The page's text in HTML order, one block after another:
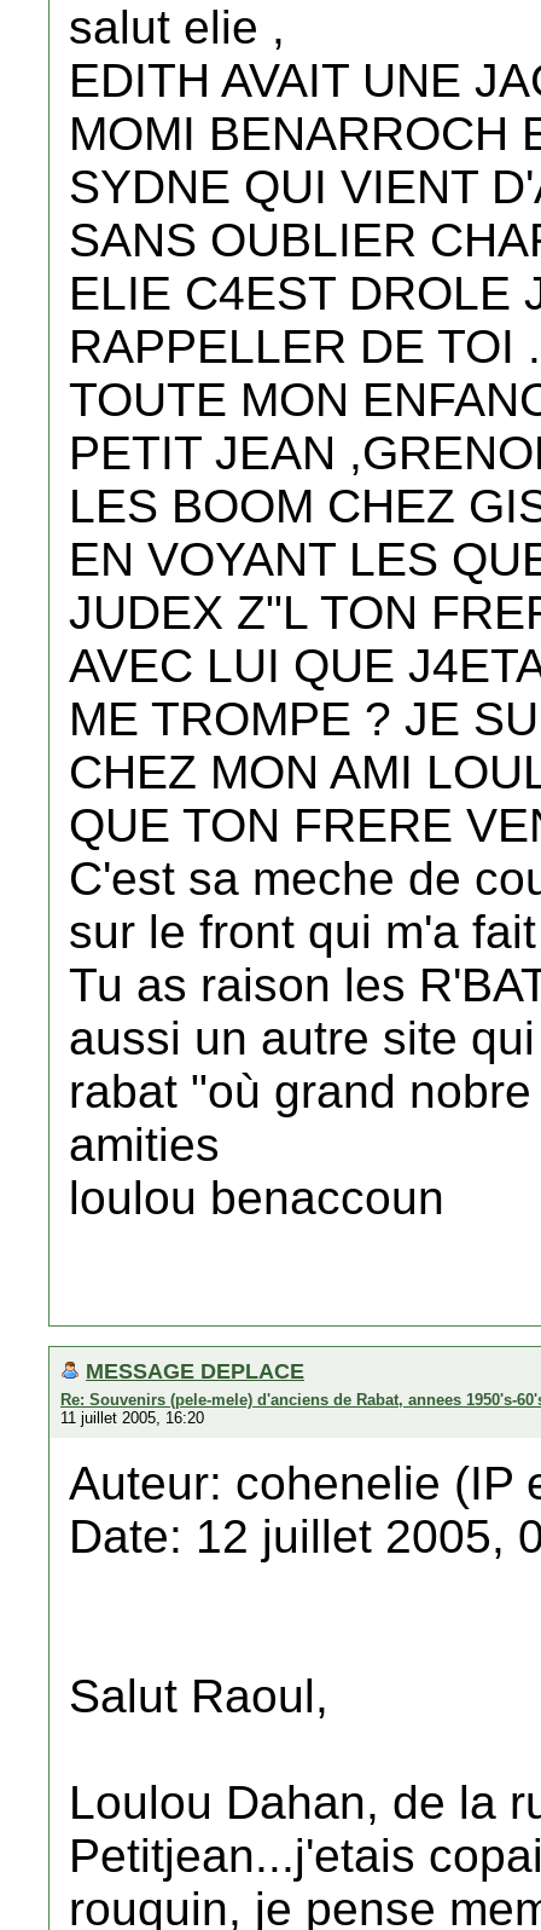
salut elie ,
EDITH AVAIT UNE
MOMI BENARROCH
SYDNE QUI VIENT
SANS OUBLIER
ELIE C4EST DROLE
RAPPELLER DE TOI
TOUTE MON
PETIT JEAN
LES BOOM CHEZ
EN VOYANT LES
JUDEX Z"L TON
AVEC LUI QUE
ME TROMPE ? JE
CHEZ MON AMI
QUE TON FRERE
C'est sa meche de
sur le front qui m'a
Tu as raison les
aussi un autre site
rabat "où grand
amities
loulou benaccoun
MESSAGE DEPLACE
Re: Souvenirs (pele-mele) d'anciens de Rabat, annees 1950's-
11 juillet 2005, 16:20
Auteur: cohenelie (IP
Date: 12 juillet 2005,
Salut Raoul,
Loulou Dahan, de la
Petitjean...j'etais
rouquin, je pense